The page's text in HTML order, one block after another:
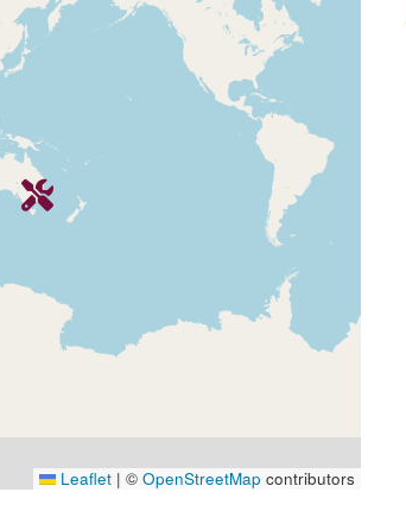
Leaflet | © OpenStreetMap contributors